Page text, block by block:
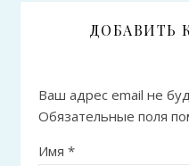
ДОБАВИТЬ
Ваш адрес email не
Обязательные поля
Имя *